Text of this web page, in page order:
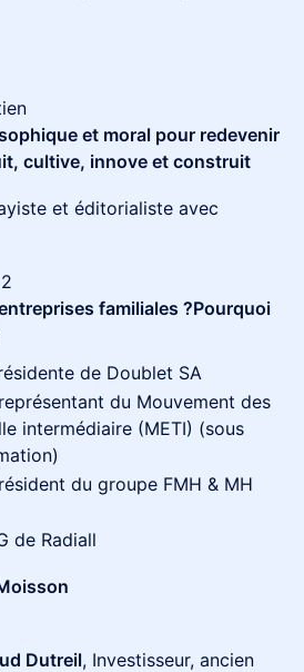
et moral pour redevenir
cultive, innove et construit
et éditorialiste avec
familiales ?Pourquoi
de Doublet SA
du Mouvement des
intermédiaire (METI) (sous
du groupe FMH & MH
de Radiall
Dutreil, Investisseur, ancien